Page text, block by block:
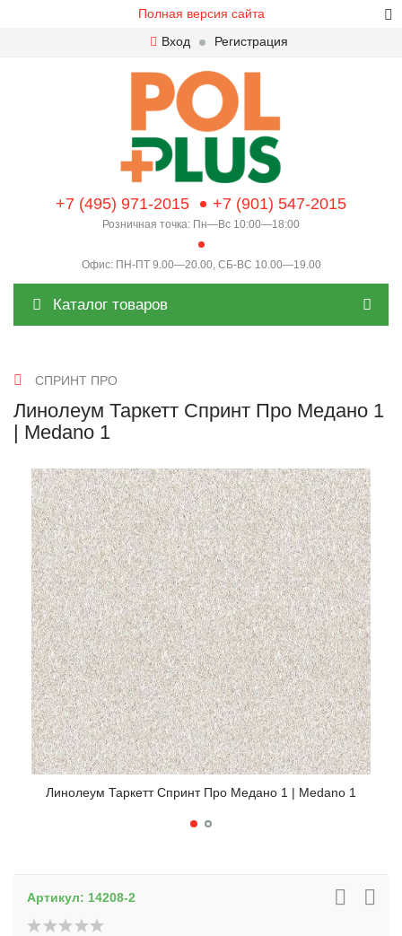
Полная версия сайта
Вход
Регистрация
+7 (495) 971-2015 +7 (901) 547-2015
Розничная точка: Пн—Вс 10:00—18:00
Офис: ПН-ПТ 9.00—20.00, СБ-ВС 10.00—19.00
Каталог товаров
СПРИНТ ПРО
Линолеум Таркетт Спринт Про Медано 1
| Medano 1
Линолеум Таркетт Спринт Про Медано 1 | Medano 1
Артикул: 14208-2